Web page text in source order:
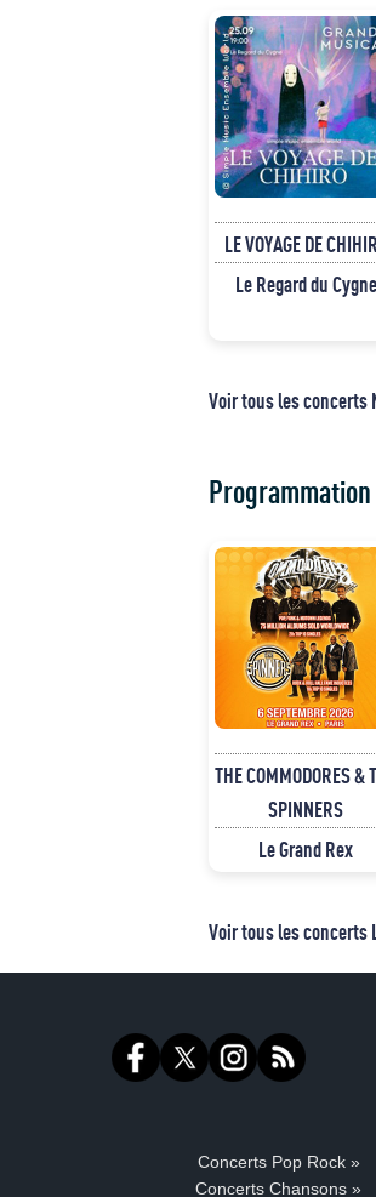
LE VOYAGE DE
Le Regard du Cygne
Voir tous les concerts
THE COMMODORES &
SPINNERS
Le Grand Rex
Voir tous les concerts
Concerts Pop Rock »
Concerts Chansons »